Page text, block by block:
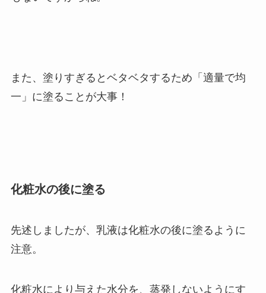
また、塗りすぎるとベタベタするため 「適量で均
一」 に塗ることが大事！
化粧水の後に塗る
先述しましたが、 乳液は化粧水の後に塗るように
注意。
化粧水により与えた水分を、蒸発しないようにす